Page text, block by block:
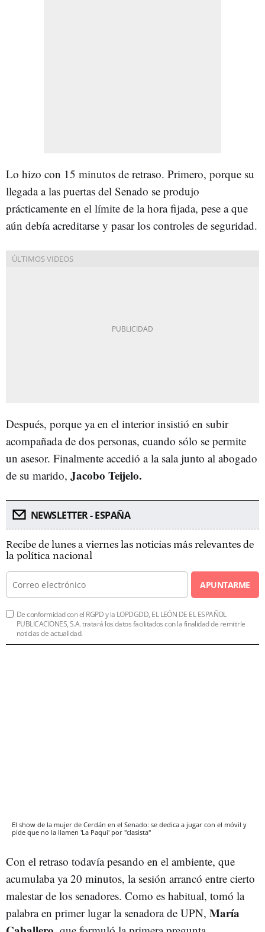
Lo hizo con 15 minutos de retraso. Primero, porque su
llegada a las puertas del Senado se produjo
prácticamente en el límite de la hora fijada, pese a que
aún debía acreditarse y pasar los controles de seguridad.
Después, porque ya en el interior insistió en subir
acompañada de dos personas, cuando sólo se permite
un asesor. Finalmente accedió a la sala junto al abogado
de su marido, Jacobo Teijelo.
NEWSLETTER - ESPAÑA
Recibe de lunes a viernes las noticias más relevantes de
la política nacional
APUNTARME
De conformidad con el RGPD y la LOPDGDD, EL LEÓN DE EL ESPAÑOL
PUBLICACIONES, S.A. tratará los datos facilitados con la finalidad de remitirle
noticias de actualidad.
El show de la mujer de Cerdán en el Senado: se dedica a jugar con el móvil y
pide que no la llamen 'La Paqui' por "clasista"
Con el retraso todavía pesando en el ambiente, que
acumulaba ya 20 minutos, la sesión arrancó entre cierto
malestar de los senadores. Como es habitual, tomó la
palabra en primer lugar la senadora de UPN, María